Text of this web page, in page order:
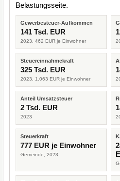
Belastungsseite.
Gewerbesteuer-Aufkommen
141 Tsd. EUR
2023, 462 EUR je Einwohner
Steuereinnahmekraft
325 Tsd. EUR
2023, 1.063 EUR je Einwohner
Anteil Umsatzsteuer
2 Tsd. EUR
2023
Steuerkraft
777 EUR je Einwohner
Gemeinde, 2023